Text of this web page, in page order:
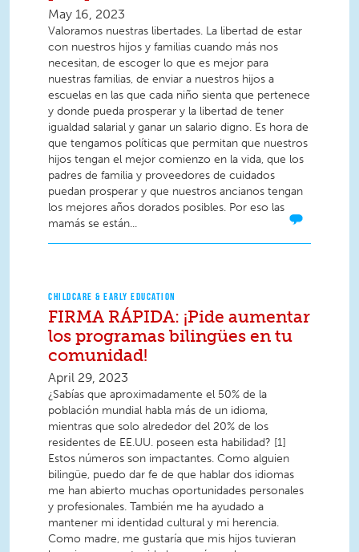
May 16, 2023
Valoramos nuestras libertades. La libertad de estar
con nuestros hijos y familias cuando más nos
necesitan, de escoger lo que es mejor para
nuestras familias, de enviar a nuestros hijos a
escuelas en las que cada niño sienta que pertenece
y donde pueda prosperar y la libertad de tener
igualdad salarial y ganar un salario digno. Es hora de
que tengamos políticas que permitan que nuestros
hijos tengan el mejor comienzo en la vida, que los
padres de familia y proveedores de cuidados
puedan prosperar y que nuestros ancianos tengan
los mejores años dorados posibles. Por eso las
mamás se están...
CHILDCARE & EARLY EDUCATION
FIRMA RÁPIDA: ¡Pide aumentar
los programas bilingües en tu
comunidad!
April 29, 2023
¿Sabías que aproximadamente el 50% de la
población mundial habla más de un idioma,
mientras que solo alrededor del 20% de los
residentes de EE.UU. poseen esta habilidad? [1]
Estos números son impactantes. Como alguien
bilingüe, puedo dar fe de que hablar dos idiomas
me han abierto muchas oportunidades personales
y profesionales. También me ha ayudado a
mantener mi identidad cultural y mi herencia.
Como madre, me gustaría que mis hijos tuvieran